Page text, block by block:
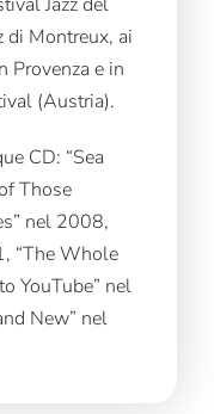
di Montreux, ai
Provenza e in
(Austria).
CD: “Sea
Those
nel 2008,
“The Whole
YouTube” nel
New” nel